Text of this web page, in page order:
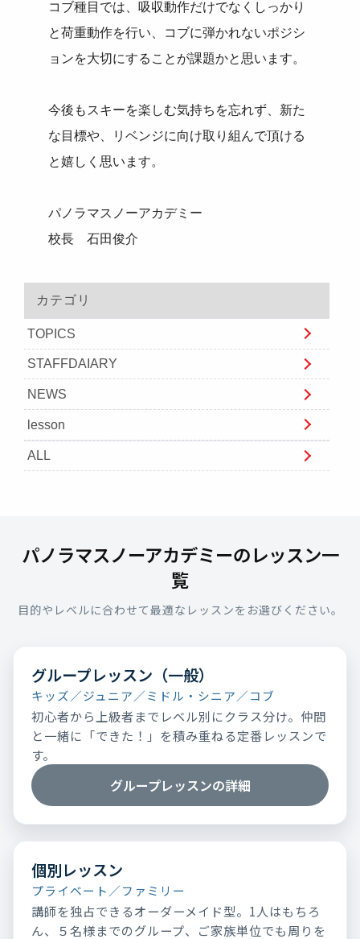
コブ種目では、吸収動作だけでなくしっかり
と荷重動作を行い、コブに弾かれないポジシ
ョンを大切にすることが課題かと思います。
今後もスキーを楽しむ気持ちを忘れず、新た
な目標や、リベンジに向け取り組んで頂ける
と嬉しく思います。
パノラマスノーアカデミー
校長石田俊介
カテゴリ
TOPICS
STAFFDAIARY
NEWS
lesson
ALL
パノラマスノーアカデミーのレッスン一
覧
目的やレベルに合わせて最適なレッスンをお選びください。
グループレッスン（一般）
キッズ／ジュニア／ミドル・シニア／コブ
初心者から上級者までレベル別にクラス分け。仲間
と一緒に「できた！」を積み重ねる定番レッスンで
す。
グループレッスンの詳細
個別レッスン
プライベート／ファミリー
講師を独占できるオーダーメイド型。1人はもちろ
ん、５名様までのグループ、ご家族単位でも周りを